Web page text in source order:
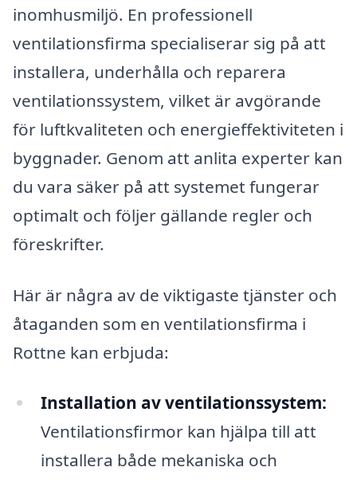
inomhusmiljö. En professionell
ventilationsfirma specialiserar sig på att
installera, underhålla och reparera
ventilationssystem, vilket är avgörande
för luftkvaliteten och energieffektiviteten i
byggnader. Genom att anlita experter kan
du vara säker på att systemet fungerar
optimalt och följer gällande regler och
föreskrifter.
Här är några av de viktigaste tjänster och
åtaganden som en ventilationsfirma i
Rottne kan erbjuda:
Installation av ventilationssystem:
Ventilationsfirmor kan hjälpa till att
installera både mekaniska och